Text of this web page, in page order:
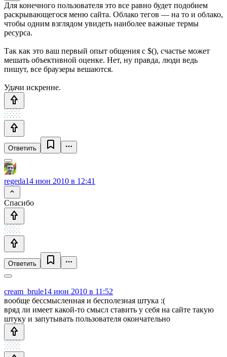
Для конечного пользователя это все равно будет подобием
раскрывающегося меню сайта. Облако тегов — на то и облако,
чтобы одним взглядом увидеть наиболее важные термы
ресурса.
Так как это ваш первый опыт общения с $(), счастье может
мешать объективной оценке. Нет, ну правда, люди ведь
пишут, все браузеры вешаются.
Удачи искренне.
Ответить
regeda14 июн 2010 в 12:41
Спасибо
Ответить
cream_brule14 июн 2010 в 11:52
вообще бессмысленная и бесполезная штука :(
вряд ли имеет какой-то смысл ставить у себя на сайте такую
штуку и запутывать пользователя окончательно